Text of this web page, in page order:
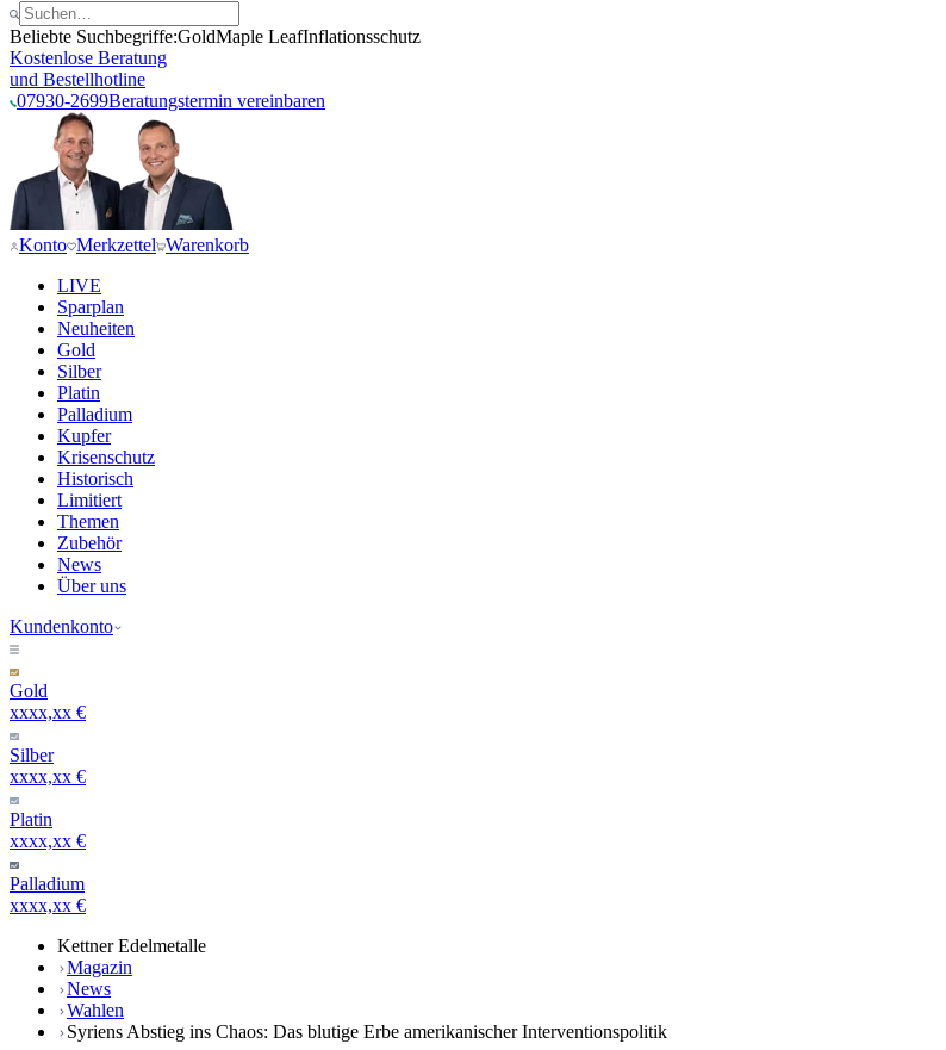
Beliebte Suchbegriffe:GoldMaple LeafInflationsschutz
Kostenlose Beratung
und Bestellhotline
07930-2699Beratungstermin vereinbaren
Konto Merkzettel Warenkorb
LIVE
Sparplan
Neuheiten
Gold
Silber
Platin
Palladium
Kupfer
Krisenschutz
Historisch
Limitiert
Themen
Zubehör
News
Über uns
Kundenkonto
Gold
xxxx,xx €
Silber
xxxx,xx €
Platin
xxxx,xx €
Palladium
xxxx,xx €
Kettner Edelmetalle
Magazin
News
Wahlen
Syriens Abstieg ins Chaos: Das blutige Erbe amerikanischer Interventionspolitik